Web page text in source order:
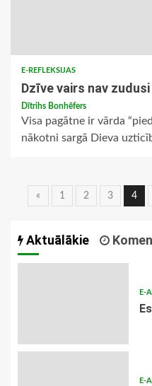
E-REFLEKSIJAS
Dzīve vairs nav zudusi
Dītrihs Bonhēfers
Visa pagātne ir vārda
nākotni sargā Dieva
Ziņu
« 1 2 3 4
Aktuālākie
E-
E-